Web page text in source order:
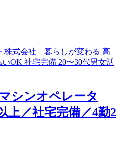
シンオペレータ
上／社宅完備／4勤2